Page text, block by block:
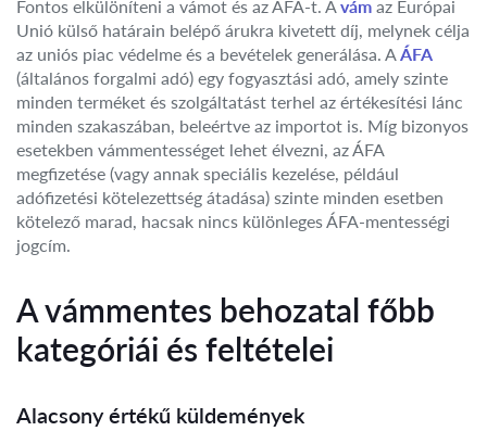
Fontos elkülöníteni a vámot és az ÁFA-t. Avám az Európai
Unió külső határain belépő árukra kivetett díj, melynek célja
az uniós piac védelme és a bevételek generálása. AÁFA
(általános forgalmi adó) egy fogyasztási adó, amely szinte
minden terméket és szolgáltatást terhel az értékesítési lánc
minden szakaszában, beleértve az importot is. Míg bizonyos
esetekben vámmentességet lehet élvezni, az ÁFA
megfizetése (vagy annak speciális kezelése, például
adófizetési kötelezettség átadása) szinte minden esetben
kötelező marad, hacsak nincs különleges ÁFA-mentességi
jogcím.
A vámmentes behozatal főbb
kategóriái és feltételei
Alacsony értékű küldemények